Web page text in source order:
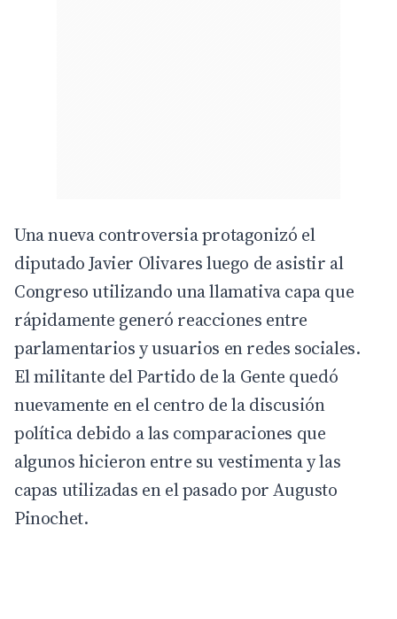
Una nueva controversia protagonizó el
diputadoJavier Olivaresluego de asistir al
Congreso utilizando una llamativa capa que
rápidamente generó reacciones entre
parlamentarios y usuarios en redes sociales.
El militante del Partido de la Gente quedó
nuevamente en el centro de la discusión
política debido a las comparaciones que
algunos hicieron entre su vestimenta y las
capas utilizadas en el pasado porAugusto
Pinochet.